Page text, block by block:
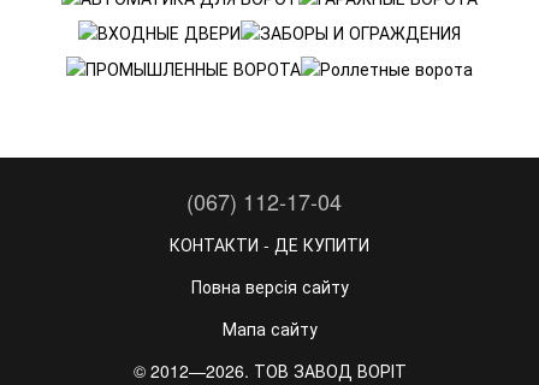
(067) 112-17-04
КОНТАКТИ - ДЕ КУПИТИ
Повна версія сайту
Мапа сайту
© 2012—2026. ТОВ ЗАВОД ВОРІТ